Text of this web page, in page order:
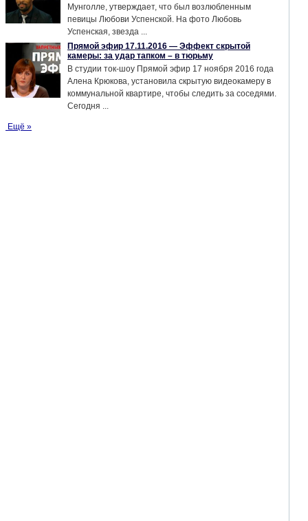
Мунголле, утверждает, что был возлюбленным
певицы Любови Успенской. На фото Любовь
Успенская, звезда ...
Прямой эфир 17.11.2016 — Эффект скрытой
камеры: за удар тапком – в тюрьму
В студии ток-шоу Прямой эфир 17 ноября 2016 года
Алена Крюкова, установила скрытую видеокамеру в
коммунальной квартире, чтобы следить за соседями.
Сегодня ...
Ещё »